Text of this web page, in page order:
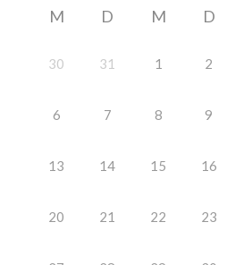
M D M D
30 31 1 2
6 7 8 9
13 14 15 16
20 21 22 23